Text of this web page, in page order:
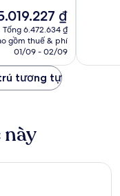
hiện
₫
₫
Tổng 6.472.634 ₫
gồm thuế & phí
01/09 - 02/09
tương tự